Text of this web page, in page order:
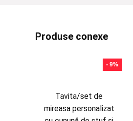
Produse conexe
- 9%
Tavita/set de
mireasa personalizat